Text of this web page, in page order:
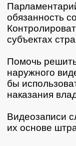
обязанность
субъектах
Помочь
наружного
бы
наказания
Видеозаписи
их основе